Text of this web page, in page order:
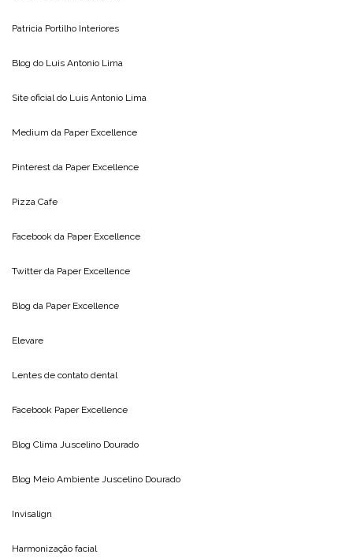
Patricia Portilho Interiores
Blog do Luis Antonio Lima
Site oficial do Luis Antonio Lima
Medium da Paper Excellence
Pinterest da Paper Excellence
Pizza Cafe
Facebook da Paper Excellence
Twitter da Paper Excellence
Blog da Paper Excellence
Elevare
Lentes de contato dental
Facebook Paper Excellence
Blog Clima Juscelino Dourado
Blog Meio Ambiente Juscelino Dourado
Invisalign
Harmonização facial